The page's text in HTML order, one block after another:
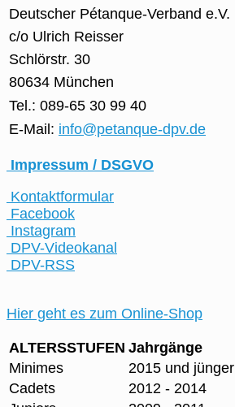
Deutscher Pétanque-Verband e.V.
c/o Ulrich Reisser
Schlörstr. 30
80634 München
Tel.: 089-65 30 99 40
E-Mail: info@petanque-dpv.de
Impressum / DSGVO
Kontaktformular
Facebook
Instagram
DPV-Videokanal
DPV-RSS
Hier geht es zum Online-Shop
ALTERSSTUFEN Jahrgänge
Minimes
2015 und jünger
Cadets
2012 - 2014